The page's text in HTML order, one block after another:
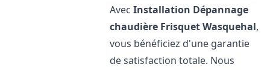
AvecInstallation Dépannage
chaudière FrisquetWasquehal,
vous bénéficiez d'une garantie
de satisfaction totale. Nous